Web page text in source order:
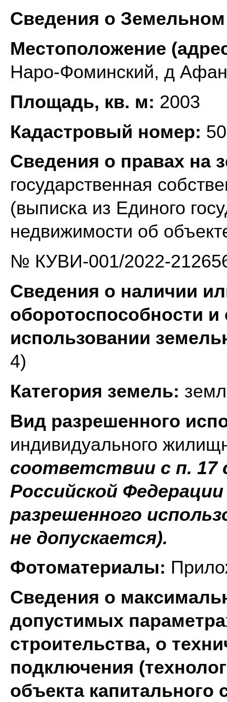
Сведения о Земельном
Местоположение
Наро-Фоминский, д
Площадь, кв. м: 2003
Кадастровый номер:
Сведения о правах на
государственная
(выписка из Единого
недвижимости об
№ КУВИ-001/2022-
Сведения о наличии
оборотоспособности и
использовании
4)
Категория земель:
Вид разрешенного
индивидуального
соответствии с п. 17
Российской
разрешенного
не допускается).
Фотоматериалы:
Сведения о
допустимых
строительства, о
подключения
объекта капитального